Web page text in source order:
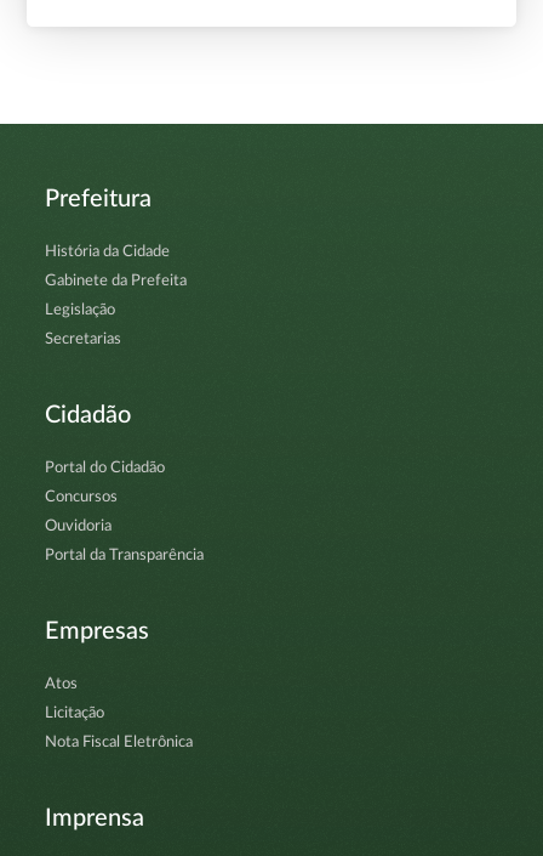
Prefeitura
História da Cidade
Gabinete da Prefeita
Legislação
Secretarias
Cidadão
Portal do Cidadão
Concursos
Ouvidoria
Portal da Transparência
Empresas
Atos
Licitação
Nota Fiscal Eletrônica
Imprensa